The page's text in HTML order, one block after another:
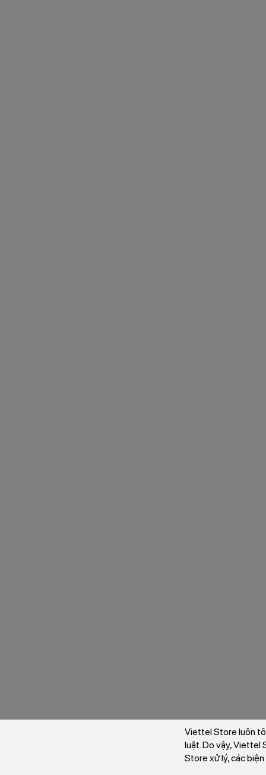
Viettel Store luôn
luật. Do vậy, Viettel
Store xử lý, các